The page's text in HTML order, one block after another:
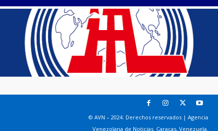
© AVN – 2024. Derechos reservados | Agencia
Venezolana de Noticias. Caracas, Venezuela.